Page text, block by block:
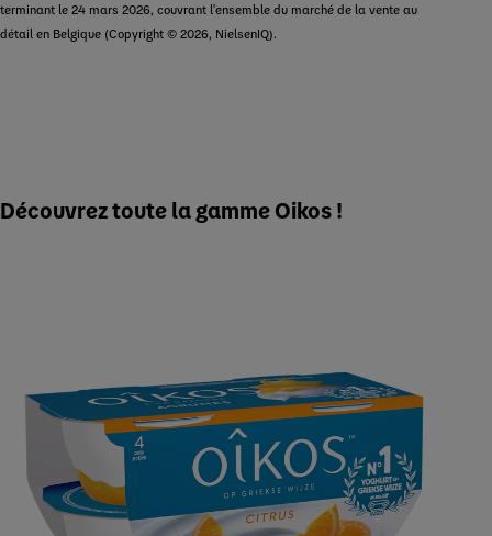
terminant le 24 mars 2026, couvrant l'ensemble du marché de la vente au
détail en Belgique (Copyright © 2026, NielsenIQ).
Découvrez toute la gamme Oikos !